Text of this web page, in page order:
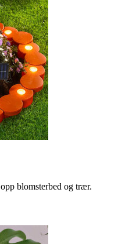
blomster­bed og trær.